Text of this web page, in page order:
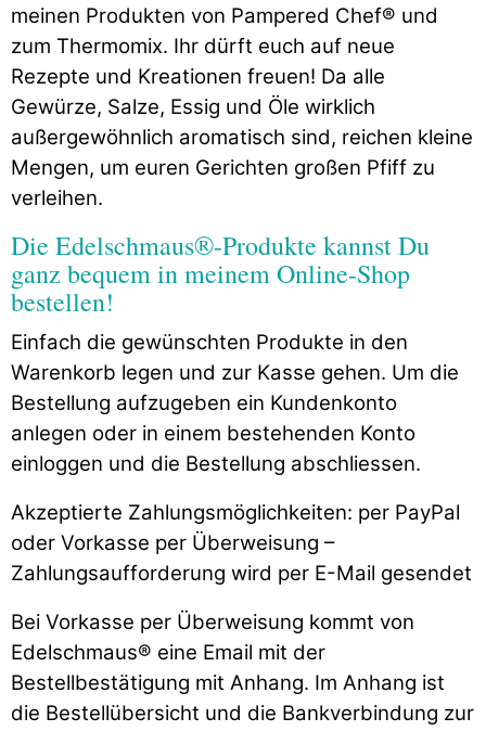
meinen Produkten von Pampered Chef® und
zum Thermomix. Ihr dürft euch auf neue
Rezepte und Kreationen freuen! Da alle
Gewürze, Salze, Essig und Öle wirklich
außergewöhnlich aromatisch sind, reichen kleine
Mengen, um euren Gerichten großen Pfiff zu
verleihen.
Die Edelschmaus®-Produkte kannst Du
ganz bequem in meinem Online-Shop
bestellen!
Einfach die gewünschten Produkte in den
Warenkorb legen und zur Kasse gehen. Um die
Bestellung aufzugeben ein Kundenkonto
anlegen oder in einem bestehenden Konto
einloggen und die Bestellung abschliessen.
Akzeptierte Zahlungsmöglichkeiten: per PayPal
oder Vorkasse per Überweisung –
Zahlungsaufforderung wird per E-Mail gesendet
Bei Vorkasse per Überweisung kommt von
Edelschmaus® eine Email mit der
Bestellbestätigung mit Anhang. Im Anhang ist
die Bestellübersicht und die Bankverbindung zur